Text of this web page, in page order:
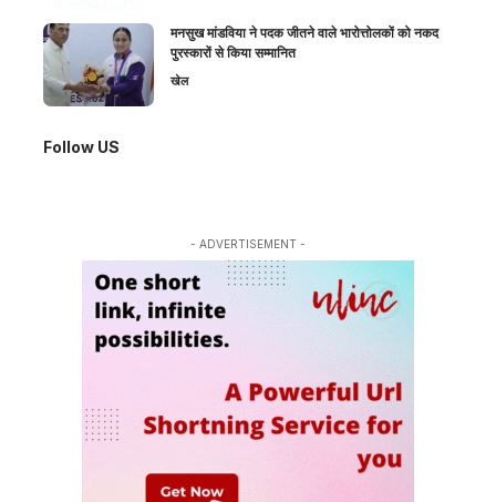
मनसुख मांडविया ने पदक जीतने वाले भारोत्तोलकों को नकद
पुरस्कारों से किया सम्मानित
खेल
Follow US
- ADVERTISEMENT -